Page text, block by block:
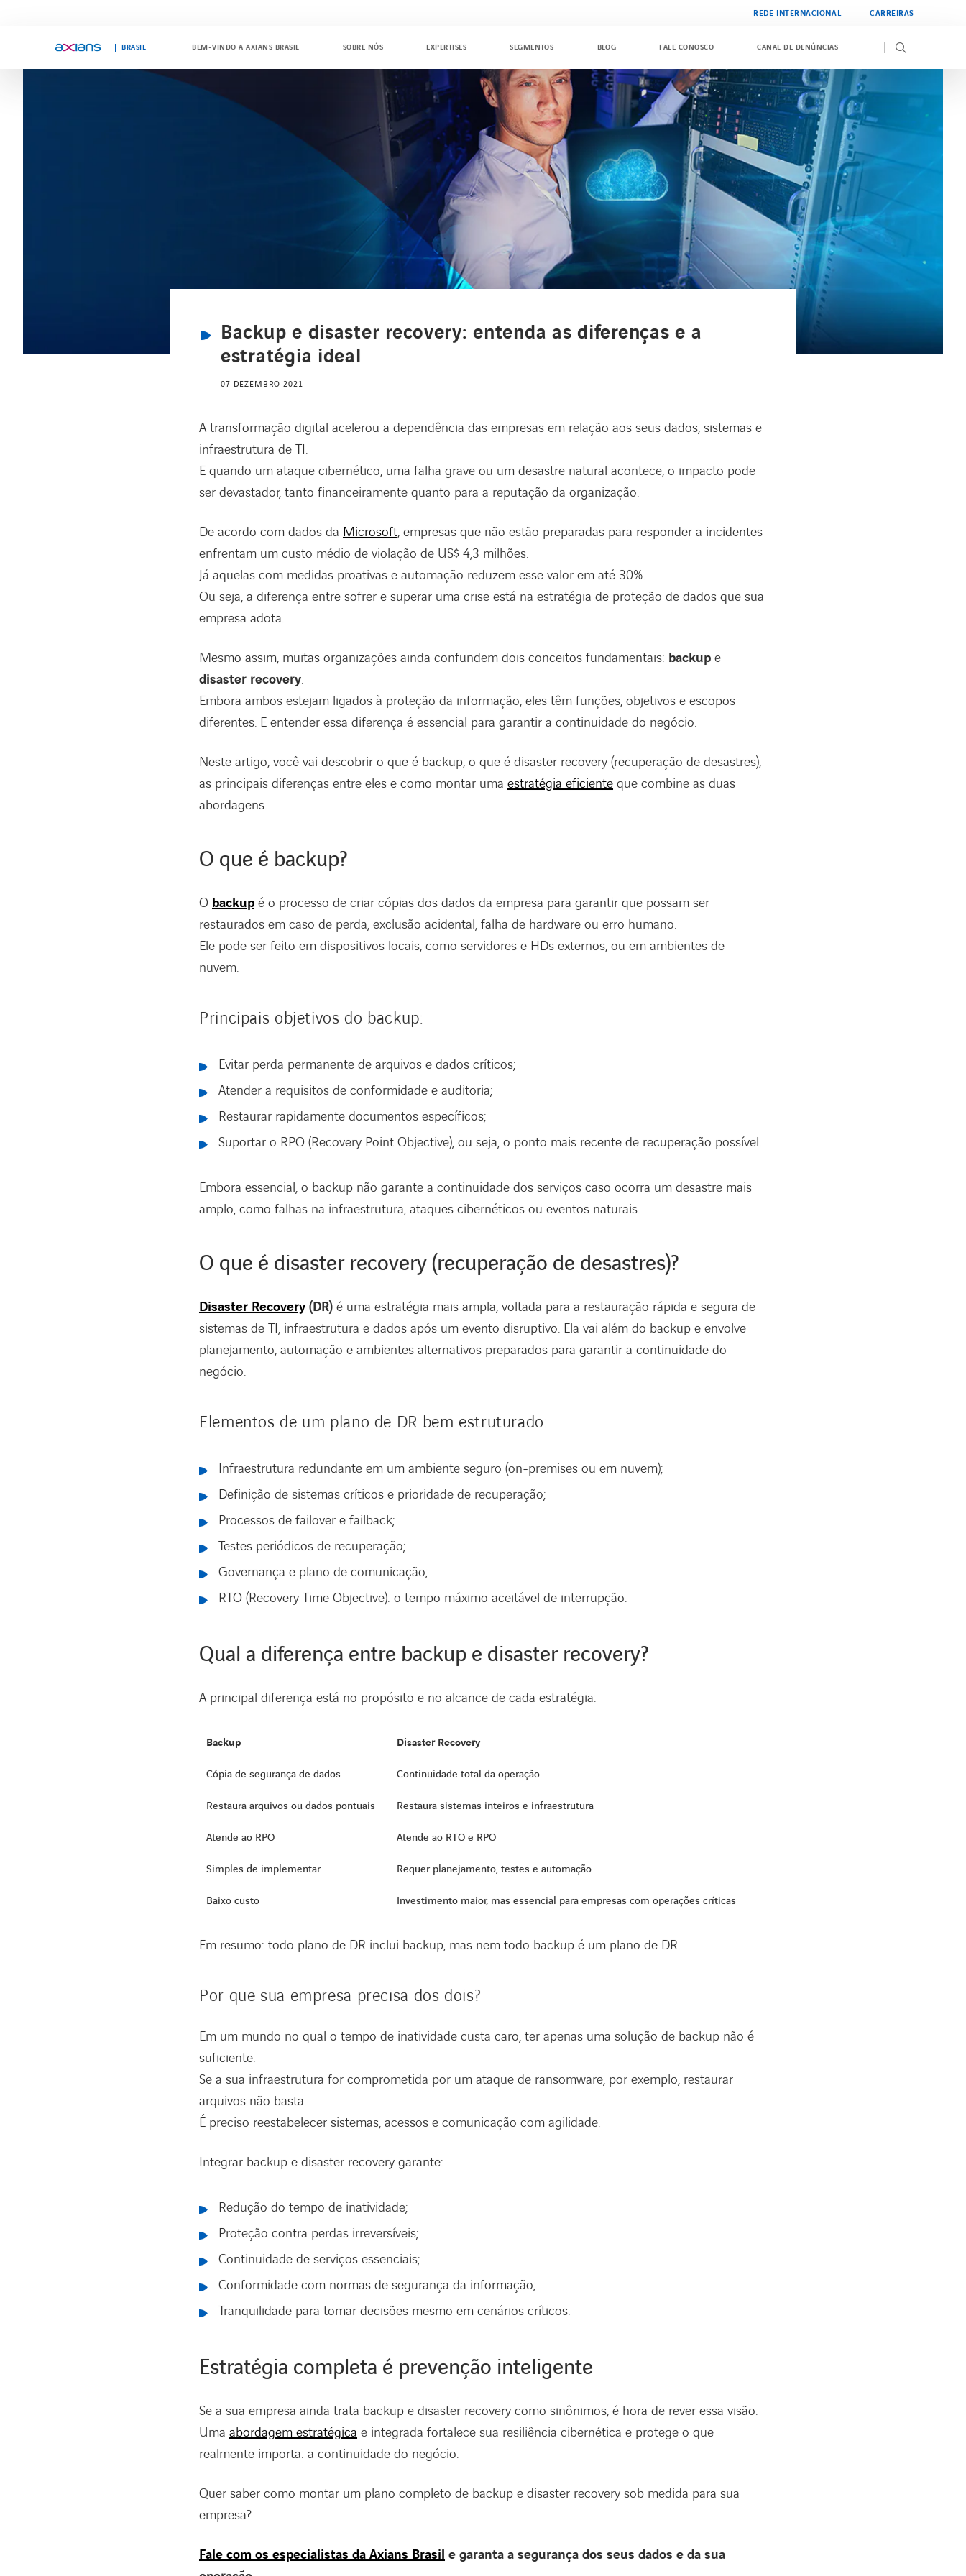
REDE INTERNACIONAL CARREIRAS
BRASIL BEM-VINDO A AXIANS BRASIL SOBRE NÓS EXPERTISES SEGMENTOS BLOG FALE CONOSCO CANAL DE DENÚNCIAS
Backup e disaster recovery: entenda as diferenças e a
estratégia ideal
07 DEZEMBRO 2021
A transformação digital acelerou a dependência das empresas em relação aos seus dados, sistemas e
infraestrutura de TI.
E quando um ataque cibernético, uma falha grave ou um desastre natural acontece, o impacto pode
ser devastador, tanto financeiramente quanto para a reputação da organização.
De acordo com dados da Microsoft, empresas que não estão preparadas para responder a incidentes
enfrentam um custo médio de violação de US$ 4,3 milhões.
Já aquelas com medidas proativas e automação reduzem esse valor em até 30%.
Ou seja, a diferença entre sofrer e superar uma crise está na estratégia de proteção de dados que sua
empresa adota.
Mesmo assim, muitas organizações ainda confundem dois conceitos fundamentais: backup e
disaster recovery.
Embora ambos estejam ligados à proteção da informação, eles têm funções, objetivos e escopos
diferentes. E entender essa diferença é essencial para garantir a continuidade do negócio.
Neste artigo, você vai descobrir o que é backup, o que é disaster recovery (recuperação de desastres),
as principais diferenças entre eles e como montar uma estratégia eficiente que combine as duas
abordagens.
O que é backup?
O backup é o processo de criar cópias dos dados da empresa para garantir que possam ser
restaurados em caso de perda, exclusão acidental, falha de hardware ou erro humano.
Ele pode ser feito em dispositivos locais, como servidores e HDs externos, ou em ambientes de
nuvem.
Principais objetivos do backup:
Evitar perda permanente de arquivos e dados críticos;
Atender a requisitos de conformidade e auditoria;
Restaurar rapidamente documentos específicos;
Suportar o RPO (Recovery Point Objective), ou seja, o ponto mais recente de recuperação possível.
Embora essencial, o backup não garante a continuidade dos serviços caso ocorra um desastre mais
amplo, como falhas na infraestrutura, ataques cibernéticos ou eventos naturais.
O que é disaster recovery (recuperação de desastres)?
Disaster Recovery (DR) é uma estratégia mais ampla, voltada para a restauração rápida e segura de
sistemas de TI, infraestrutura e dados após um evento disruptivo. Ela vai além do backup e envolve
planejamento, automação e ambientes alternativos preparados para garantir a continuidade do
negócio.
Elementos de um plano de DR bem estruturado:
Infraestrutura redundante em um ambiente seguro (on-premises ou em nuvem);
Definição de sistemas críticos e prioridade de recuperação;
Processos de failover e failback;
Testes periódicos de recuperação;
Governança e plano de comunicação;
RTO (Recovery Time Objective): o tempo máximo aceitável de interrupção.
Qual a diferença entre backup e disaster recovery?
A principal diferença está no propósito e no alcance de cada estratégia:
Backup Disaster Recovery
Cópia de segurança de dados Continuidade total da operação
Restaura arquivos ou dados pontuais Restaura sistemas inteiros e infraestrutura
Atende ao RPO Atende ao RTO e RPO
Simples de implementar Requer planejamento, testes e automação
Baixo custo Investimento maior, mas essencial para empresas com operações críticas
Em resumo: todo plano de DR inclui backup, mas nem todo backup é um plano de DR.
Por que sua empresa precisa dos dois?
Em um mundo no qual o tempo de inatividade custa caro, ter apenas uma solução de backup não é
suficiente.
Se a sua infraestrutura for comprometida por um ataque de ransomware, por exemplo, restaurar
arquivos não basta.
É preciso reestabelecer sistemas, acessos e comunicação com agilidade.
Integrar backup e disaster recovery garante:
Redução do tempo de inatividade;
Proteção contra perdas irreversíveis;
Continuidade de serviços essenciais;
Conformidade com normas de segurança da informação;
Tranquilidade para tomar decisões mesmo em cenários críticos.
Estratégia completa é prevenção inteligente
Se a sua empresa ainda trata backup e disaster recovery como sinônimos, é hora de rever essa visão.
Uma abordagem estratégica e integrada fortalece sua resiliência cibernética e protege o que
realmente importa: a continuidade do negócio.
Quer saber como montar um plano completo de backup e disaster recovery sob medida para sua
empresa?
Fale com os especialistas da Axians Brasil e garanta a segurança dos seus dados e da sua